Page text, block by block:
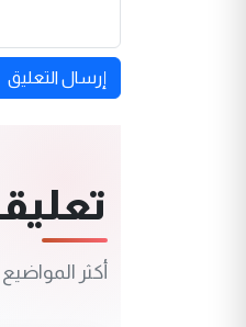
إرسال التعليق
أكثر